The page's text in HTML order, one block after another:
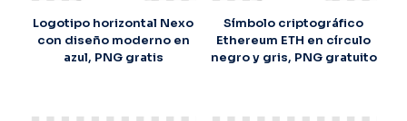
Logotipo horizontal Nexo
con diseño moderno en
azul, PNG gratis
Símbolo criptográfico
Ethereum ETH en círculo
negro y gris, PNG gratuito